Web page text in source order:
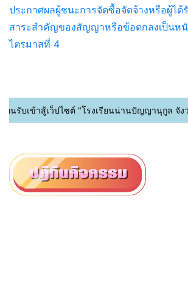
ประกาศผลผู้ชนะการจัดซื้อจัดจ้างหรือผู้ได้
สาระสำคัญของสัญญาหรือข้อตกลงเป็นหนั
ไตรมาสที่ 4
รับเข้าสู้เว็ปไซต์ "โรงเรียนน่านปัญญานุกูล จังวหั